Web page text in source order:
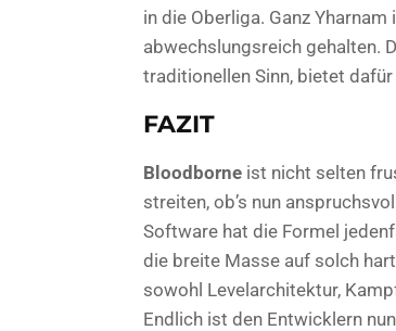
in die Oberliga. Ganz
abwechslungsreich gehalten.
traditionellen Sinn, bietet
FAZIT
Bloodborne ist nicht selten
streiten, ob’s nun
Software hat die Formel
die breite Masse auf solch
sowohl Levelarchitektur,
Endlich ist den Entwicklern